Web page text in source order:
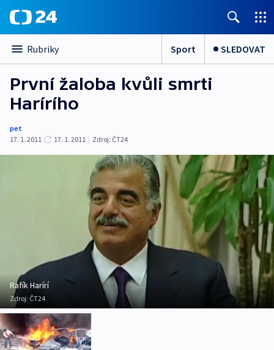
Rubriky Sport SLEDOVAT
První žaloba kvůli smrti
Harírího
pet
17. 1. 2011
17. 1. 2011 | Zdroj: ČT24
Rafík Harírí
Zdroj: ČT24